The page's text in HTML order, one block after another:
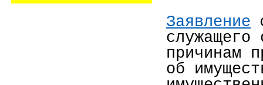
Заявление
служащего
причинам
об